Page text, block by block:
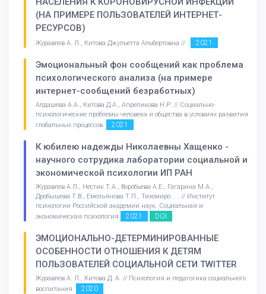
(НА ПРИМЕРЕ ПОЛЬЗОВАТЕЛЕЙ ИНТЕРНЕТ-
РЕСУРСОВ)
Журавлев А. Л., Китова Джульетта Альбертовна // . 2021
Эмоциональный фон сообщений как проблема
психологического анализа (на примере
интернет-сообщений безработных)
Алдашева А.А., Китова Д.А., Апреликова Н.Р. // Социально-
психологические проблемы человека и общества в условиях развития
глобальных процессов.
2021
К юбилею надежды Николаевны Хащенко -
научного сотрудика лаборатории социальной и
экономической психологии ИП РАН
Журавлев А.Л., Нестик Т.А., Воробьева А.Е., Гагарина М.А.,
Дробышева Т.В., Емельянова Т.П., Тихомиро. . . // Институт
психологии Российской академии наук. Социальная и
экономическая психология
2021 DOI
ЭМОЦИОНАЛЬНО-ДЕТЕРМИНИРОВАННЫЕ
ОСОБЕННОСТИ ОТНОШЕНИЯ К ДЕТЯМ
ПОЛЬЗОВАТЕЛЕЙ СОЦИАЛЬНОЙ СЕТИ TWITTER
Журавлев А. Л., Китова Д. А. // Психология и педагогика социального
воспитания.
2020